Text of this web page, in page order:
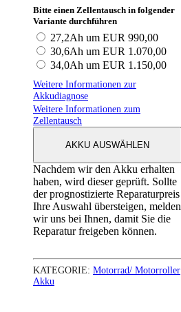
Bitte einen Zellentausch in folgender
Variante durchführen
27,2Ah um EUR 990,00
30,6Ah um EUR 1.070,00
34,0Ah um EUR 1.150,00
Weitere Informationen zur
Akkudiagnose
Weitere Informationen zum
Zellentausch
AKKU AUSWÄHLEN
Nachdem wir den Akku erhalten
haben, wird dieser geprüft. Sollte
der prognostizierte Reparaturpreis
Ihre Auswahl übersteigen, melden
wir uns bei Ihnen, damit Sie die
Reparatur freigeben können.
KATEGORIE: Motorrad/ Motorroller
Akku